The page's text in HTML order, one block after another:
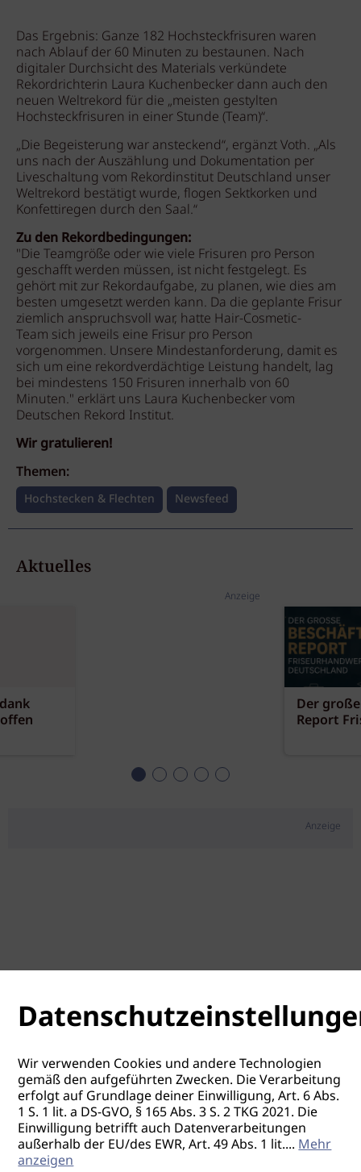
Das Ergebnis: Ganze 182 Hochsteckfrisuren waren
nach Ablauf der 60 Minuten zu bestaunen. Nach
digitaler Durchsicht des Materials verkündete
Rekordrichterin Laura Kuchenbecker dann auch den
neuen Weltrekord für die „meisten gestylten
Hochsteckfrisuren in einer Stunde (Team)“.
„Die Begeisterung war ansteckend“, ergänzt Voth. „Als
uns nach der Auszählung und Dokumentation per
Liveschaltung vom Rekordinstitut Deutschland unser
Weltrekord bestätigt wurde, flogen Sektkorken und
Konfettiregen durch den Saal.“
Zu den Rekordbedingungen:
"Die Teamgröße oder wie viele Frisuren pro Person
geschafft werden müssen, ist nicht festgelegt. Es
gehört mit zur Rekordaufgabe, zu planen, wie dies am
besten umgesetzt werden kann. Da die geplante Frisur
ziemlich anspruchsvoll war, hatte Hair-Cosmetic-
Team sich jeweils eine Frisur pro Person
vorgenommen. Unsere Mindestanforderung, damit es
sich um eine rekordverdächtige Leistung handelt, lag
bei mindestens 150 Frisuren innerhalb von 60
Minuten." erklärt uns Laura Kuchenbecker vom
Deutschen Rekord Institut.
Wir gratulieren!
Themen:
Hochstecken & Flechten Newsfeed
Aktuelles
Anzeige
Der
Report
Anzeige
Wir verwenden Cookies und andere Technologien
gemäß den aufgeführten Zwecken. Die Verarbeitung
erfolgt auf Grundlage deiner Einwilligung, Art. 6 Abs.
1 S. 1 lit. a DS-GVO, § 165 Abs. 3 S. 2 TKG 2021. Die
Einwilligung betrifft auch Datenverarbeitungen
außerhalb der EU/des EWR, Art. 49 Abs. 1 lit....Mehr
anzeigen